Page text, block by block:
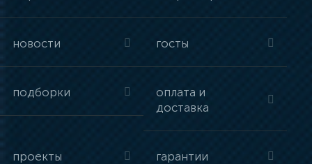
новости госты
подборки
оплата и
доставка
проекты гарантии